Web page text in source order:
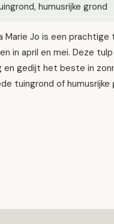
humusrijke grond
Marie Jo is een
in april en mei. Deze
en gedijt het beste in
tuingrond of humusrijke